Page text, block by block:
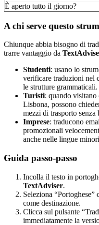
È aperto tutto il giorno?
A chi serve questo
Chiunque abbia bisogno di
trarre vantaggio da
Studenti: usano lo
verificare traduzioni nel
le strutture grammaticali.
Turisti: quando
Lisbona, possono
mezzi di trasporto senza
Imprese: traducono
promozionali
anche nelle lingue
Guida passo-passo
Incolla il testo in
TextAdviser.
Seleziona
come destinazione.
Clicca sul pulsante
immediatamente la